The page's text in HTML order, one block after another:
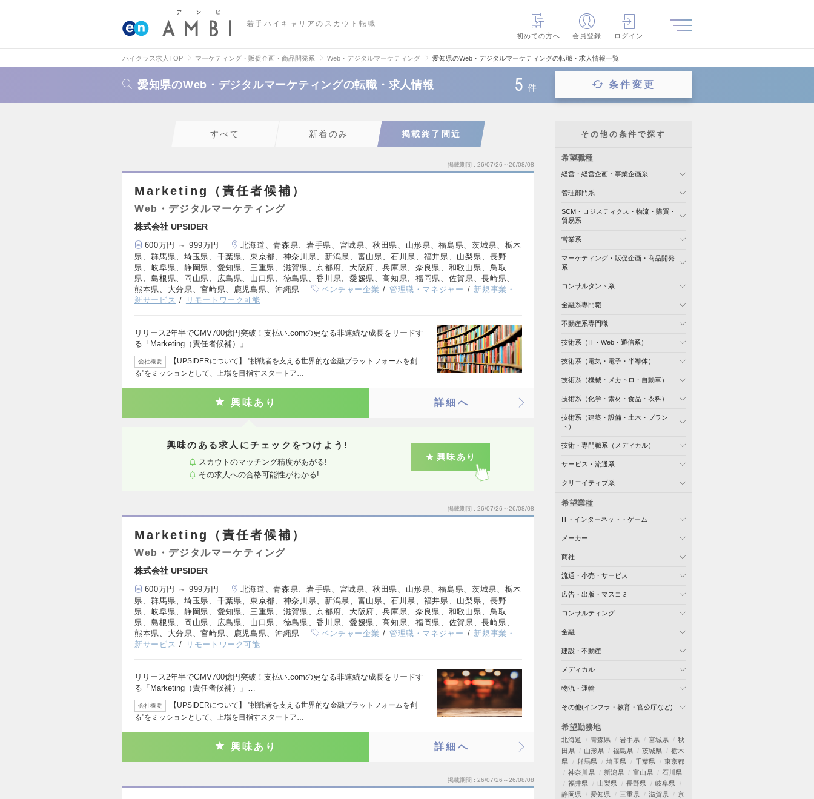
若手ハイキャリアのスカウト転職
初めての方へ
会員登録 ログイン
ハイクラス求人TOP マーケティング・販促企画・商品開発系 Web・デジタルマーケティング 愛知県のWeb・デジタルマーケティングの転職・求人情報一覧
愛知県のWeb・デジタルマーケティングの転職・求人情報 5 件 条件変更
すべて 新着のみ 掲載終了間近
掲載期間 26/07/26～26/08/08
Marketing（責任者候補）
Web・デジタルマーケティング
株式会社 UPSIDER
600万円 ～ 999万円
北海道、青森県、岩手県、宮城県、秋田県、山形県、福島県、茨城県、栃木
県、群馬県、埼玉県、千葉県、東京都、神奈川県、新潟県、富山県、石川県、福井県、山梨県、長野
県、岐阜県、静岡県、愛知県、三重県、滋賀県、京都府、大阪府、兵庫県、奈良県、和歌山県、鳥取
県、島根県、岡山県、広島県、山口県、徳島県、香川県、愛媛県、高知県、福岡県、佐賀県、長崎県、
熊本県、大分県、宮崎県、鹿児島県、沖縄県
ベンチャー企業 管理職・マネジャー
新規事業・
新サービス
リモートワーク可能
リリース2年半でGMV700億円突破！支払い.comの更なる非連続な成長をリードす
る「Marketing（責任者候補）」…
会社概要
【UPSIDERについて】 "挑戦者を支える世界的な金融プラットフォームを創
る"をミッションとして、上場を目指すスタートア…
興味あり 詳細へ
興味のある求人にチェックをつけよう!
スカウトのマッチング精度があがる!
その求人への合格可能性がわかる!
興味あり
掲載期間 26/07/26～26/08/08
Marketing（責任者候補）
Web・デジタルマーケティング
株式会社 UPSIDER
600万円 ～ 999万円
北海道、青森県、岩手県、宮城県、秋田県、山形県、福島県、茨城県、栃木
県、群馬県、埼玉県、千葉県、東京都、神奈川県、新潟県、富山県、石川県、福井県、山梨県、長野
県、岐阜県、静岡県、愛知県、三重県、滋賀県、京都府、大阪府、兵庫県、奈良県、和歌山県、鳥取
県、島根県、岡山県、広島県、山口県、徳島県、香川県、愛媛県、高知県、福岡県、佐賀県、長崎県、
熊本県、大分県、宮崎県、鹿児島県、沖縄県
ベンチャー企業 管理職・マネジャー
新規事業・
新サービス
リモートワーク可能
リリース2年半でGMV700億円突破！支払い.comの更なる非連続な成長をリードす
る「Marketing（責任者候補）」…
会社概要
【UPSIDERについて】 "挑戦者を支える世界的な金融プラットフォームを創
る"をミッションとして、上場を目指すスタートア…
興味あり 詳細へ
掲載期間 26/07/26～26/08/08
その他の条件で探す
希望職種
経営・経営企画・事業企画系
管理部門系
SCM・ロジスティクス・物流・購買・
貿易系
営業系
マーケティング・販促企画・商品開発
系
コンサルタント系
金融系専門職
不動産系専門職
技術系（IT・Web・通信系）
技術系（電気・電子・半導体）
技術系（機械・メカトロ・自動車）
技術系（化学・素材・食品・衣料）
技術系（建築・設備・土木・プラン
ト）
技術・専門職系（メディカル）
サービス・流通系
クリエイティブ系
希望業種
IT・インターネット・ゲーム
メーカー
商社
流通・小売・サービス
広告・出版・マスコミ
コンサルティング
金融
建設・不動産
メディカル
物流・運輸
その他(インフラ・教育・官公庁など)
希望勤務地
北海道 青森県 岩手県 宮城県
秋
田県
山形県 福島県 茨城県
栃木
県
群馬県 埼玉県 千葉県
東京都
神奈川県
新潟県 富山県
石川県
福井県
山梨県 長野県
岐阜県
静岡県
愛知県 三重県 滋賀県
京